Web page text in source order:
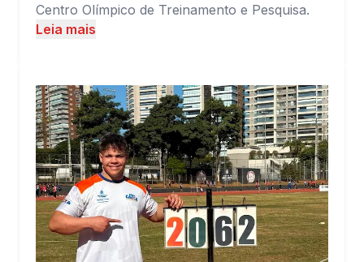
Centro Olímpico de Treinamento e Pesquisa.
Leia mais